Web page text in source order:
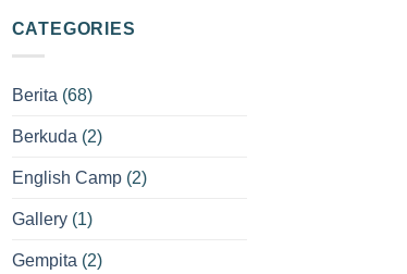
CATEGORIES
Berita (68)
Berkuda (2)
English Camp(2)
Gallery(1)
Gempita (2)